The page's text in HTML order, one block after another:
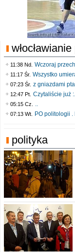
11:38 Nd. Wczoraj
11:17 Śr. Wszystko
07:23 Śr. z gniazdami
12:47 Pt. Czytaliście już
05:15 Cz. ..
07:13 Wt. PO politologii .
polityka